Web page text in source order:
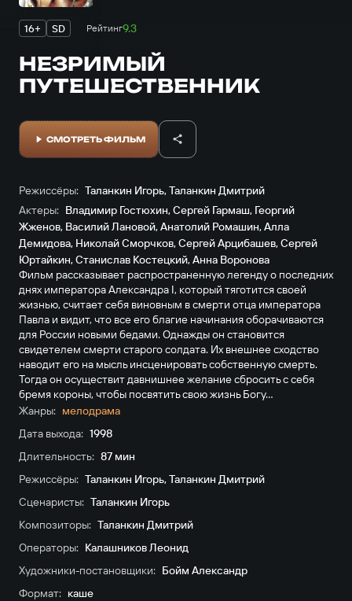
16+ SD Рейтинг9.3
НЕЗРИМЫЙ
ПУТЕШЕСТВЕННИК
Режиссёры: Таланкин Игорь,Таланкин Дмитрий
Актеры: Владимир Гостюхин,Сергей Гармаш, Георгий
Жженов, Василий Лановой,Анатолий Ромашин,Алла
Демидова, Николай Сморчков,Сергей Арцибашев,Сергей
Юртайкин,Станислав Костецкий,Анна Воронова
СМОТРЕТЬ ФИЛЬМ
Фильм рассказывает распространенную легенду о последних
днях императора Александра I, который тяготится своей
жизнью, считает себя виновным в смерти отца императора
Павла и видит, что все его благие начинания оборачиваются
для России новыми бедами. Однажды он становится
свидетелем смерти старого солдата. Их внешнее сходство
наводит его на мысль инсценировать собственную смерть.
Тогда он осуществит давнишнее желание сбросить с себя
бремя короны, чтобы посвятить свою жизнь Богу...
Жанры: мелодрама
Дата выхода: 1998
Длительность: 87 мин
Режиссёры: Таланкин Игорь,Таланкин Дмитрий
Сценаристы: Таланкин Игорь
Композиторы: Таланкин Дмитрий
Операторы: Калашников Леонид
Художники-постановщики: Бойм Александр
Формат: каше